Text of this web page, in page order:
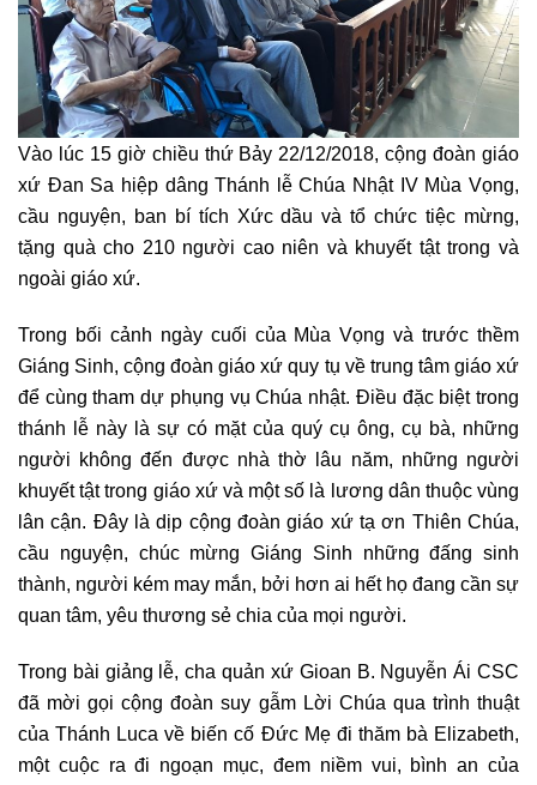
Vào lúc 15 giờ chiều thứ Bảy 22/12/2018, cộng đoàn giáo
xứ Đan Sa hiệp dâng Thánh lễ Chúa Nhật IV Mùa Vọng,
cầu nguyện, ban bí tích Xức dầu và tổ chức tiệc mừng,
tặng quà cho 210 người cao niên và khuyết tật trong và
ngoài giáo xứ.
Trong bối cảnh ngày cuối của Mùa Vọng và trước thềm
Giáng Sinh, cộng đoàn giáo xứ quy tụ về trung tâm giáo xứ
để cùng tham dự phụng vụ Chúa nhật. Điều đặc biệt trong
thánh lễ này là sự có mặt của quý cụ ông, cụ bà, những
người không đến được nhà thờ lâu năm, những người
khuyết tật trong giáo xứ và một số là lương dân thuộc vùng
lân cận. Đây là dịp cộng đoàn giáo xứ tạ ơn Thiên Chúa,
cầu nguyện, chúc mừng Giáng Sinh những đấng sinh
thành, người kém may mắn, bởi hơn ai hết họ đang cần sự
quan tâm, yêu thương sẻ chia của mọi người.
Trong bài giảng lễ, cha quản xứ Gioan B. Nguyễn Ái CSC
đã mời gọi cộng đoàn suy gẫm Lời Chúa qua trình thuật
của Thánh Luca về biến cố Đức Mẹ đi thăm bà Elizabeth,
một cuộc ra đi ngoạn mục, đem niềm vui, bình an của